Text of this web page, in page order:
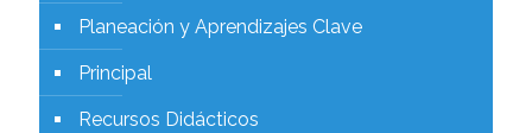
Planeación y Aprendizajes Clave
Principal
Recursos Didácticos